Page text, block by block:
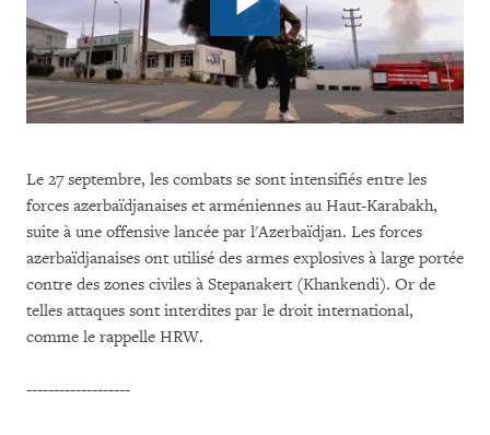
Le 27 septembre, les combats se sont intensifiés entre les
forces azerbaïdjanaises et arméniennes au Haut-Karabakh,
suite à une offensive lancée par l'Azerbaïdjan. Les forces
azerbaïdjanaises ont utilisé des armes explosives à large portée
contre des zones civiles à Stepanakert (Khankendi). Or de
telles attaques sont interdites par le droit international,
comme le rappelle HRW.
-------------------